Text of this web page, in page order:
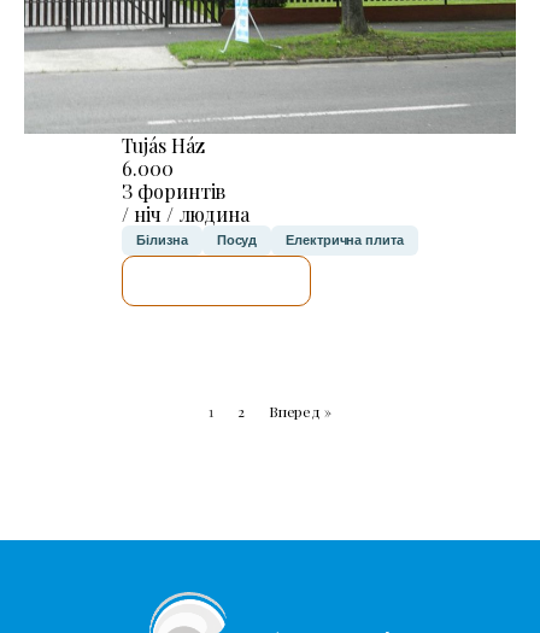
Tujás Ház
6.000
З форинтів
/ ніч / людина
Білизна Посуд Електрична плита
1 2 Вперед »